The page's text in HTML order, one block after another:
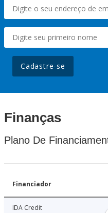
Cadastre-se
Finanças
Plano De
Financiador
IDA Credit